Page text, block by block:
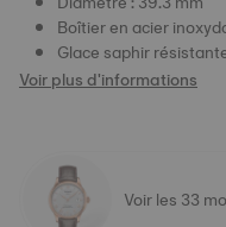
Boîtier en acier
Glace saphir
Voir plus d'informations
Voir les 33